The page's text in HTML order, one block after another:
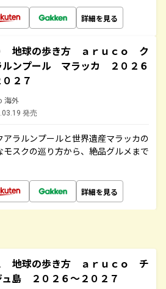
詳細を見る
地球の歩き方 ａｒｕｃｏ ク
ルンプール マラッカ ２０２６
２７
海外
発売
ラルンプールと世界遺産マラッカの
スクの巡り方から、絶品グルメまで
詳細を見る
地球の歩き方 ａｒｕｃｏ チ
ュ島 ２０２６～２０２７